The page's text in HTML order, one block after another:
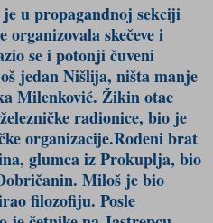
u propagandnoj sekciji
organizovala skečeve i
se i potonji čuveni
jedan Nišlija, ništa manje
Milenković. Žikin otac
radionice, bio je
organizacije.Rođeni brat
glumca iz Prokuplja, bio
Miloš je bio
filozofiju. Posle